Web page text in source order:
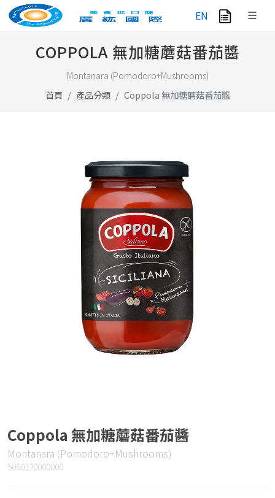
EN
COPPOLA 無加糖蘑菇番茄醬
Montanara (Pomodoro+Mushrooms)
首頁 產品分類 Coppola 無加糖蘑菇番茄醬
Coppola 無加糖蘑菇番茄醬
Montanara (Pomodoro+Mushrooms)
5060320000000